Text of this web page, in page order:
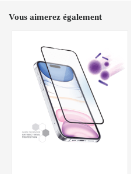
Vous aimerez également